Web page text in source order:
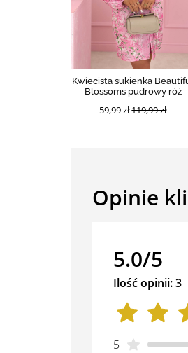
Kwiecista sukienka
Blossoms pudrowy róż
59,99 zł119,99 zł
Opinie
5.0/5
Ilość opinii: 3
5